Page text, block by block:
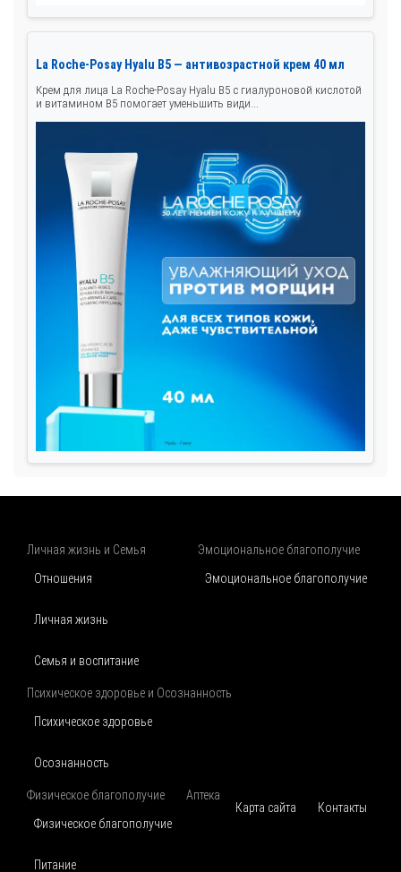
La Roche-Posay Hyalu B5 — антивозрастной крем 40 мл
Крем для лица La Roche-Posay Hyalu B5 с гиалуроновой кислотой
и витамином B5 помогает уменьшить види...
Личная жизнь и Семья
Отношения
Личная жизнь
Семья и воспитание
Эмоциональное благополучие
Эмоциональное благополучие
Психическое здоровье и Осознанность
Психическое здоровье
Осознанность
Физическое благополучие
Физическое благополучие
Питание
Аптека
Карта сайта
Контакты